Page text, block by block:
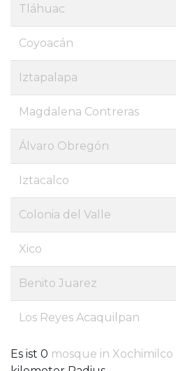
Tláhuac
Coyoacán
Iztapalapa
Magdalena Contreras
Álvaro Obregón
Iztacalco
Colonia del Valle
Xico
Benito Juarez
Los Reyes Acaquilpan
Es ist 0 mosque in Xochimilco